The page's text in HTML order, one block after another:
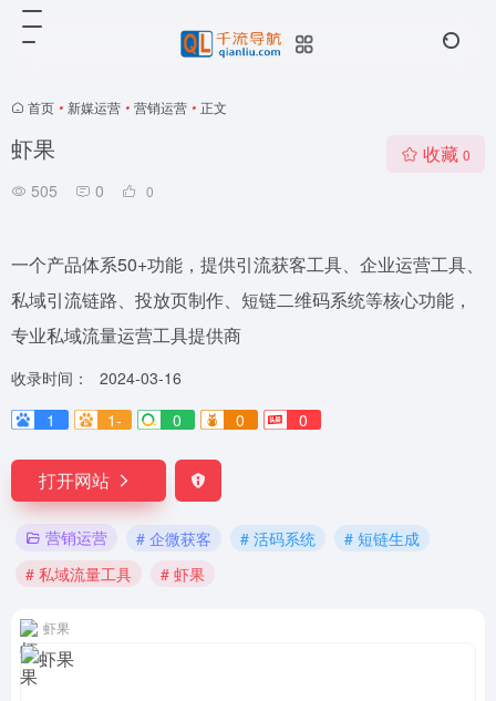
首页 • 新媒运营 • 营销运营 • 正文
虾果
505 0 0
收藏 0
一个产品体系50+功能，提供引流获客工具、企业运营工具、
私域引流链路、投放页制作、短链二维码系统等核心功能，
专业私域流量运营工具提供商
收录时间：
2024-03-16
1
1- 0 0 0
打开网站
营销运营 # 企微获客 # 活码系统
# 短链生成
# 私域流量工具
# 虾果
虾果